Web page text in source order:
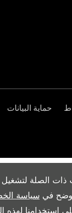
ذات الصلة لتشغيل
موضح في سياسة
استخدامنا لهذه
حماية البيانات